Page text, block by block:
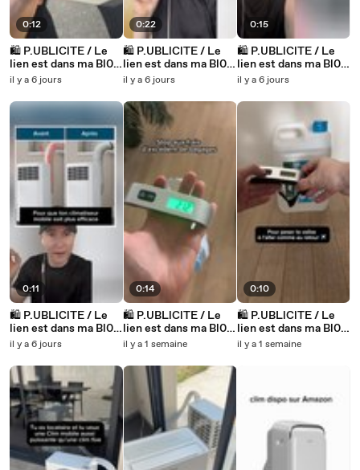
0:12
🛍️ P.UBLlClTE / Le
lien est dans ma Bl0.
Produit n°618
il y a 6 jours
0:11
🛍️ P.UBLlClTE / Le
lien est dans ma Bl0.
Produit n°631
il y a 6 jours
0:22
🛍️ P.UBLlClTE / Le
lien est dans ma Bl0.
Produit n°631
il y a 6 jours
0:14
🛍️ P.UBLlClTE / Le
lien est dans ma Bl0.
Produit n°630
il y a 1 semaine
0:15
🛍️ P.UBLlClTE / Le
lien est dans ma Bl0.
Produit n°631
il y a 6 jours
0:10
🛍️ P.UBLlClTE / Le
lien est dans ma Bl0.
Produit n°630
il y a 1 semaine